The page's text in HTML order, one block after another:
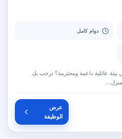
دوام كامل
عائلية داعمة ومحترمة؟ نرحب بكِ
عرض
الوظيفة